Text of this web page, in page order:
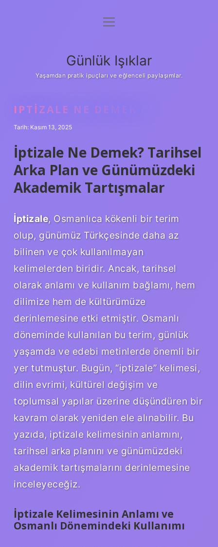
Anasayfa
Yasal Uyarı
menüyü
Günlük Işıklar
Yaşamdan pratik ipuçları ve eğlenceli paylaşımlar.
IPTIZALE NE DEMEK ?
Tarih: Kasım 13, 2025
İptizale Ne Demek? Tarihsel
Arka Plan ve Günümüzdeki
Akademik Tartışmalar
İptizale, Osmanlıca kökenli bir terim
olup, günümüz Türkçesinde daha az
bilinen ve çok kullanılmayan
kelimelerden biridir. Ancak, tarihsel
olarak anlamı ve kullanım bağlamı, hem
dilimize hem de kültürümüze
derinlemesine etki etmiştir. Osmanlı
döneminde kullanılan bu terim, günlük
yaşamda ve edebi metinlerde önemli bir
yer tutmuştur. Bugün, “iptizale” kelimesi,
dilin evrimi, kültürel değişim ve
toplumsal yapılar üzerine düşündüren bir
kavram olarak yeniden ele alınabilir. Bu
yazıda, iptizale kelimesinin anlamını,
tarihsel arka planını ve günümüzdeki
akademik tartışmalarını derinlemesine
inceleyeceğiz.
İptizale Kelimesinin Anlamı ve
Osmanlı Dönemindeki Kullanımı